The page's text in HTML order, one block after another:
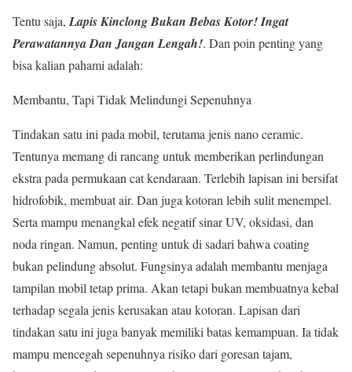
Tentu saja, Lapis Kinclong Bukan Bebas Kotor! Ingat
Perawatannya Dan Jangan Lengah!. Dan poin penting yang
bisa kalian pahami adalah:
Membantu, Tapi Tidak Melindungi Sepenuhnya
Tindakan satu ini pada mobil, terutama jenis nano ceramic.
Tentunya memang di rancang untuk memberikan perlindungan
ekstra pada permukaan cat kendaraan. Terlebih lapisan ini bersifat
hidrofobik, membuat air. Dan juga kotoran lebih sulit menempel.
Serta mampu menangkal efek negatif sinar UV, oksidasi, dan
noda ringan. Namun, penting untuk di sadari bahwa coating
bukan pelindung absolut. Fungsinya adalah membantu menjaga
tampilan mobil tetap prima. Akan tetapi bukan membuatnya kebal
terhadap segala jenis kerusakan atau kotoran. Lapisan dari
tindakan satu ini juga banyak memiliki batas kemampuan. Ia tidak
mampu mencegah sepenuhnya risiko dari goresan tajam,